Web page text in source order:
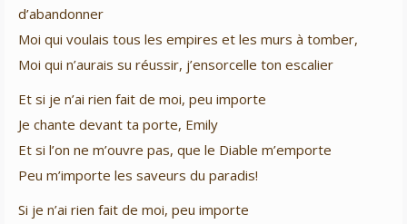
d’abandonner
Moi qui voulais tous les empires et les murs à tomber,
Moi qui n’aurais su réussir, j’ensorcelle ton escalier
Et si je n’ai rien fait de moi, peu importe
Je chante devant ta porte, Emily
Et si l’on ne m’ouvre pas, que le Diable m’emporte
Peu m’importe les saveurs du paradis!
Si je n’ai rien fait de moi, peu importe